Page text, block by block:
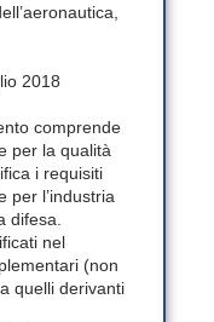
2018
comprende
per la qualità
i requisiti
per l’industria
difesa.
nel
(non
quelli derivanti